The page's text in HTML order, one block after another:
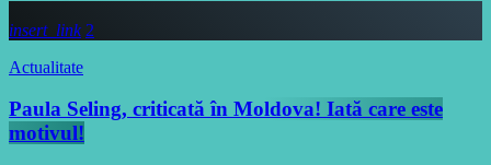
insert_link 2
Actualitate
Paula Seling, criticată în Moldova! Iată care este
motivul!